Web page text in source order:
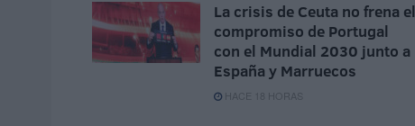
La crisis de Ceuta no frena el
compromiso de Portugal
con el Mundial 2030 junto a
España y Marruecos
HACE 18 HORAS